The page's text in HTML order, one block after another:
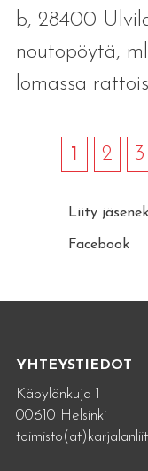
b, 28400
noutopöytä,
lomassa
1 2 3
Liity
Facebook
YHTEYSTIEDOT
Käpylänkuja 1
00610 Helsinki